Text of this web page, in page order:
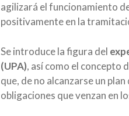
agilizará el funcionamiento
positivamente en la
Se introduce la figura del
(UPA), así como el concepto
que, de no alcanzarse un
obligaciones que venzan en